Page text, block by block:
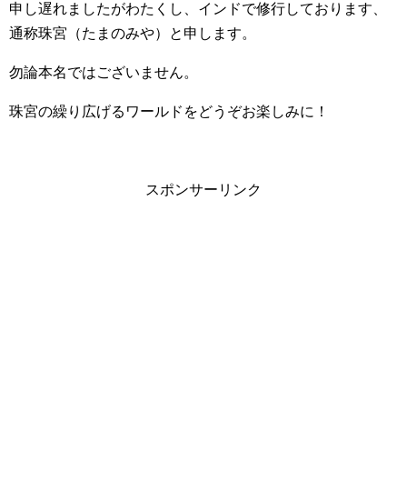
申し遅れましたがわたくし、インドで修行しております、
通称珠宮（たまのみや）と申します。
勿論本名ではございません。
珠宮の繰り広げるワールドをどうぞお楽しみに！
スポンサーリンク